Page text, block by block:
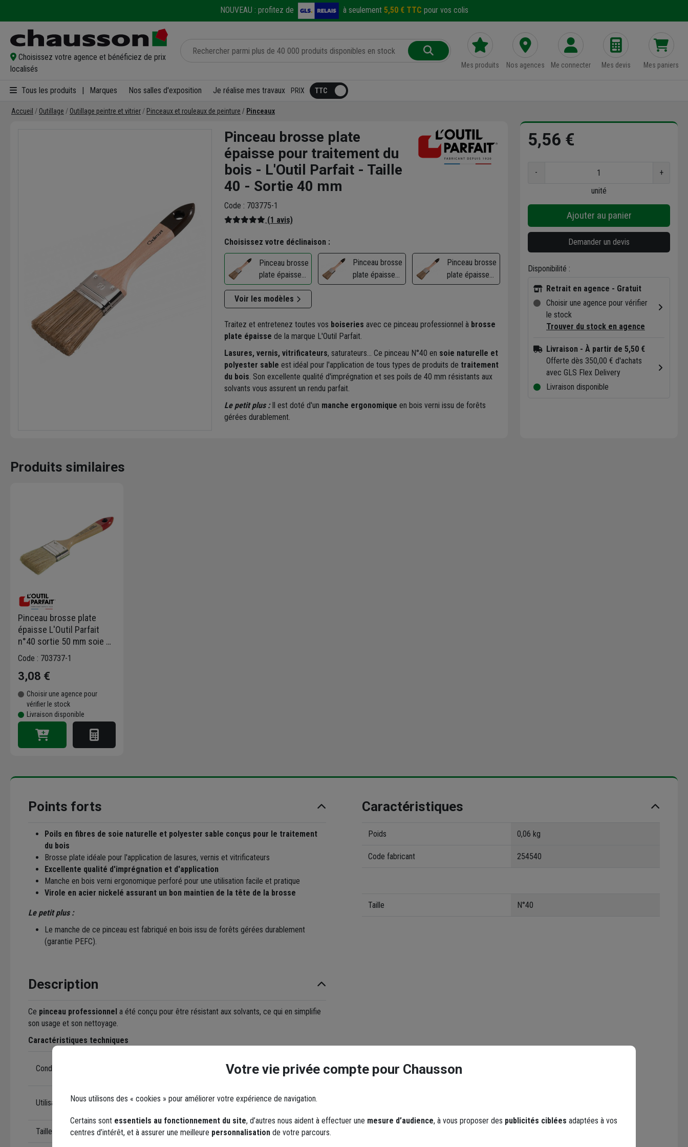
NOUVEAU : profitez de à seulement 5,50 € TTC pour vos colis
Choisissez votre agence et bénéficiez de prix
localisés
Mes produits Nos agences Me connecter Mes devis Mes paniers
Tous les produits Marques Nos salles d'exposition Je réalise mes travaux PRIX
Accueil Outillage Outillage peintre et vitrier Pinceaux et rouleaux de peinture Pinceaux
Pinceau brosse plate
épaisse pour traitement du
bois - L'Outil Parfait - Taille
40 - Sortie 40 mm
Code : 703775-1
(1 avis)
Choisissez votre déclinaison :
Pinceau brosse
plate épaisse
pour traitement
du bois - L'Outil
Parfait - Taille
40 - Sortie 40
mm
Pinceau brosse
plate épaisse
pour traitement
50 - Sortie 56
mm
Pinceau brosse
plate épaisse
pour traitement
60 - Sortie 62
Voir les modèles
Traitez et entretenez toutes vos boiseries avec ce pinceau professionnel à brosse
plate épaisse de la marque L'Outil Parfait.
Lasures, vernis, vitrificateurs, saturateurs... Ce pinceau N°40 en soie naturelle et
polyester sable est idéal pour l'application de tous types de produits de traitement
du bois. Son excellente qualité d'imprégnation et ses poils de 40 mm résistants aux
solvants vous assurent un rendu parfait.
Le petit plus :Il est doté d'un manche ergonomique en bois verni issu de forêts
gérées durablement.
5,56 €
-
+
unité
Ajouter au panier
Demander un devis
Disponibilité :
Retrait en agence - Gratuit
Choisir une agence pour vérifier
le stock
Trouver du stock en agence
Livraison - À partir de 5,50 €
Offerte dès 350,00 € d'achats
avec GLS Flex Delivery
Livraison disponible
Produits similaires
Pinceau brosse plate
épaisse L'Outil Parfait
n°40 sortie 50 mm soie et
synthétique
Code : 703737-1
3,08 €
Choisir une agence pour
vérifier le stock
Livraison disponible
Points forts
Poils en fibres de soie naturelle et polyester sable conçus pour le traitement
du bois
Brosse plate idéale pour l'application de lasures, vernis et vitrificateurs
Excellente qualité d'imprégnation et d'application
Manche en bois verni ergonomique perforé pour une utilisation facile et pratique
Virole en acier nickelé assurant un bon maintien de la tête de la brosse
Le petit plus :
Le manche de ce pinceau est fabriqué en bois issu de forêts gérées durablement
(garantie PEFC).
Description
Ce pinceau professionnel a été conçu pour être résistant aux solvants, ce qui en simplifie
son usage et son nettoyage.
Caractéristiques techniques
Conditionnement
1 pinceau brosse plate épaisse pour
traitement du bois L'Outil Parfait
Utilisation
Application de produits de traitement du
Taille du pinceau N°40
Caractéristiques
Poids 0,06 kg
Code fabricant 254540
Taille N°40
Votre vie privée compte pour Chausson
Nous utilisons des « cookies » pour améliorer votre expérience de navigation.
Certains sont essentiels au fonctionnement du site, d’autres nous aident à effectuer une mesure d’audience, à vous proposer des publicités ciblées adaptées à vos
centres d’intérêt, et à assurer une meilleure personnalisation de votre parcours.